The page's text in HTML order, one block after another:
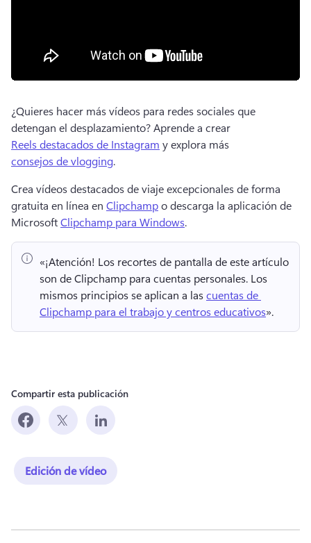
¿Quieres hacer más vídeos para redes sociales que
detengan el desplazamiento? Aprende a crear
Reels destacados de Instagram y explora más
consejos de vlogging.
Crea vídeos destacados de viaje excepcionales de forma
gratuita en línea en Clipchamp o descarga la aplicación de
Microsoft Clipchamp para Windows.
«¡Atención! Los recortes de pantalla de este artículo
son de Clipchamp para cuentas personales. Los
mismos principios se aplican a las cuentas de
Clipchamp para el trabajo y centros educativos».
Compartir esta publicación
Edición de vídeo